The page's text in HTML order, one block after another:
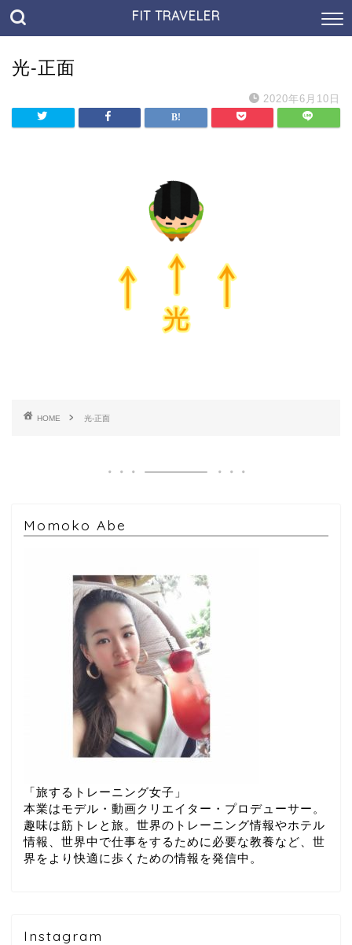
FIT TRAVELER
光-正面
2020年6月10日
HOME 光-正面
Momoko Abe
「旅するトレーニング女子」
本業はモデル・動画クリエイター・プロデューサー。
趣味は筋トレと旅。世界のトレーニング情報やホテル
情報、世界中で仕事をするために必要な教養など、世
界をより快適に歩くための情報を発信中。
Instagram